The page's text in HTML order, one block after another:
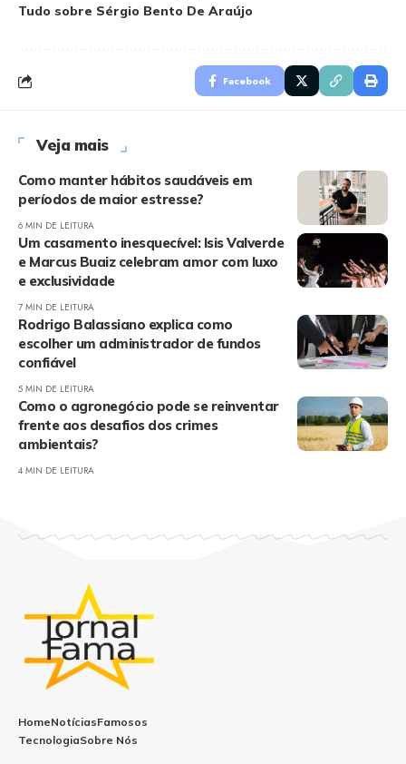
Tudo sobre Sérgio Bento De Araújo
Facebook
Veja mais
Como manter hábitos saudáveis em
períodos de maior estresse?
6 MIN DE LEITURA
Um casamento inesquecível: Isis Valverde
e Marcus Buaiz celebram amor com luxo
e exclusividade
7 MIN DE LEITURA
Rodrigo Balassiano explica como
escolher um administrador de fundos
confiável
5 MIN DE LEITURA
Como o agronegócio pode se reinventar
frente aos desafios dos crimes
ambientais?
4 MIN DE LEITURA
HomeNotíciasFamosos
TecnologiaSobre Nós